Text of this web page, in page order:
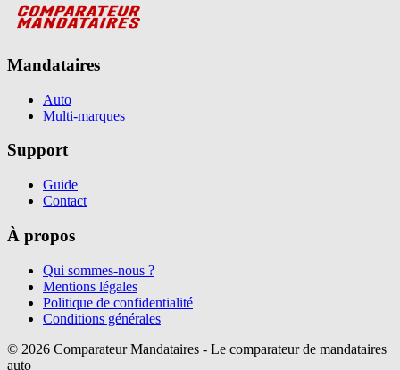
Mandataires
Auto
Multi-marques
Support
Guide
Contact
À propos
Qui sommes-nous ?
Mentions légales
Politique de confidentialité
Conditions générales
© 2026 Comparateur Mandataires - Le comparateur de mandataires
auto